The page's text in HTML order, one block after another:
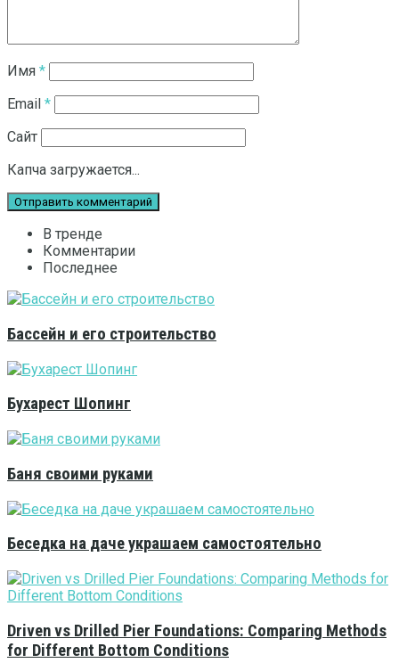
Имя *
Email *
Сайт
Капча загружается...
В тренде
Комментарии
Последнее
Бассейн и его строительство
Бухарест Шопинг
Баня своими руками
Беседка на даче украшаем самостоятельно
Driven vs Drilled Pier Foundations: Comparing Methods
for Different Bottom Conditions